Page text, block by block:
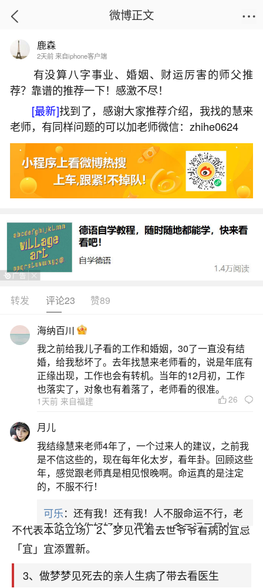
首页
梦到带死去的爷爷去看病吉凶
2026-07-06 20:23:50 21 4 赞
生活中像梦到带死去的爷爷去看病吉凶都是很
常见的问题，但是小问题不注意可能会引起大麻
烦，下面就这个问题给大家做一些解读：
1、梦见死去的爷爷我带他去看病的预兆
1、梦见死去的爷爷我带他去看病的预兆青年期
甚劳苦，因勤奋求上进而在中年末，虽可很顺利成
功并发展隆昌长久。但人、地格，有凶数者：在晚
之忧。此三才局，若数理无凶，即无病，有病吃药
便可速愈。【大吉昌】吉凶指数：81（内容仅供参
考，不代表本站立场）2、梦见死去的爷爷我
2、梦见代着去世爷爷看病的预兆
1、梦见代着去世爷爷看病的预兆欣庆果能成功
顺调，容易发展达到目的，亦能成富、成贵，唯在
幼少年期之境遇不稳安而较多变化、若为凶数尤其
以幼少年期间，恐有胃肠疾患及遭崩塌或坠落物所
伤之虑。【中吉】吉凶指数：87（内容仅供参考，
不代表本站立场）2、梦见代着去世爷爷看病的宜忌
「宜」宜添置新。
3、做梦梦见死去的亲人生病了带去看医生
微博正文
鹿森
2天前 来自iphone客户端
有没算八字事业、婚姻、财运厉害的师父推
荐？靠谱的推荐一下！感激不尽！
[最新]找到了，感谢大家推荐介绍，我找的慧来
老师，有同样问题的可以加老师微信：zhihe0624
转发 评论23 赞89
海纳百川
我之前给我儿子看的工作和婚姻，30了一直没有结
婚，给我愁坏了。去年找慧来老师看的，说是年底有
正缘出现，工作也会有转机。当年的12月初，工作
也落实了，对象也有着落了，老师看的很准。
1天前 来自福建 26
月儿
我结缘慧来老师4年了，一个过来人的建议，之前我
是不信这些的，现在每年化太岁，看年卦。回顾这些
年，感觉跟老师真是相见恨晚啊。命运真的是注定
的，不服不行！
可乐：还有我！还有我！人不服命运不行，老
天爷会给你好好上一课的。一命二运三风水，
哪样不服都不行！
平安是福：我也是每年找老师化太岁，看年
卦，认识老师3年了，都是缘分啊！